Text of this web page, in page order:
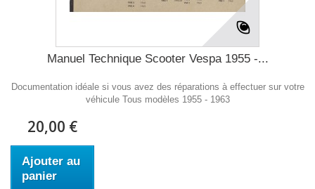
Manuel Technique Scooter Vespa 1955 -...
Documentation idéale si vous avez des réparations à effectuer sur votre
véhicule Tous modèles 1955 - 1963
20,00 €
Ajouter au
panier